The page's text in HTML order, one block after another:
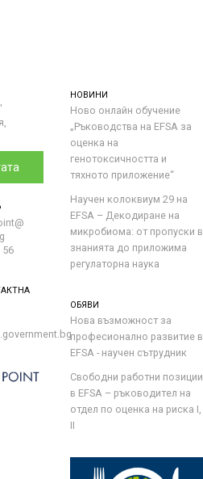
56
НОВИНИ
Ново онлайн обучение
„Ръководства на ЕFSA за
оценка на
генотоксичността и
тяхното приложение“
Научен колоквиум 29 на
EFSA – Декодиране на
микробиома: от пропуски в
знанията до приложима
регулаторна наука
ОБЯВИ
Нова възможност за
професионално развитие в
EFSA - научен сътрудник
Свободни работни позиции
в EFSA – ръководител на
отдел по оценка на риска I,
II